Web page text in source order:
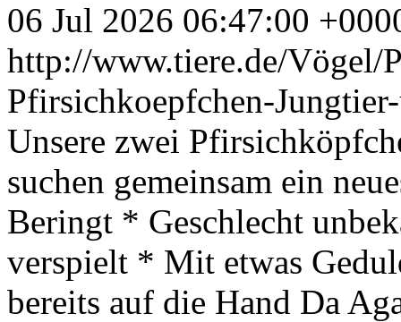
06 Jul 2026 06:47:00
http://www.tiere.de/Vögel/
Pfirsichkoepfchen-
Unsere zwei
suchen gemeinsam ein
Beringt * Geschlecht
verspielt * Mit etwas
bereits auf die Hand Da